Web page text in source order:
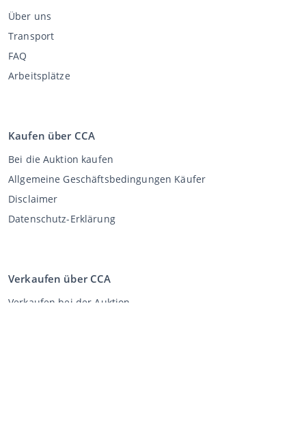
Über uns
Transport
FAQ
Arbeitsplätze
Kaufen über CCA
Bei die Auktion kaufen
Allgemeine Geschäftsbedingungen Käufer
Disclaimer
Datenschutz-Erklärung
Verkaufen über CCA
Verkaufen bei der Auktion